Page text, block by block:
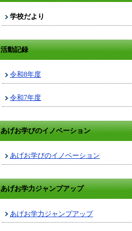
学校だより
活動記録
令和8年度
令和7年度
あげお学びのイノベーション
あげお学びのイノベーション
あげお学力ジャンプアップ
あげお学力ジャンプアップ